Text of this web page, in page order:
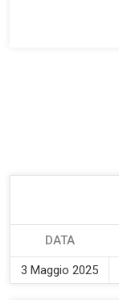
DATA
3 Maggio 2025